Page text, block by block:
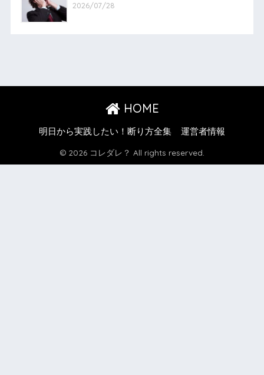
2026/07/28
HOME
明日から実践したい！断り方全集 運営者情報
© 2026 コレダレ？ All rights reserved.